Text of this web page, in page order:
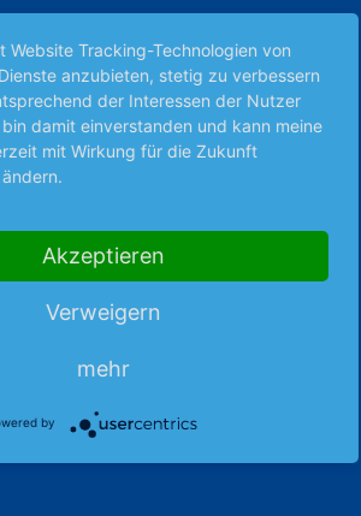
Website Tracking-Technologien von
anzubieten, stetig zu verbessern
der Interessen der Nutzer
damit einverstanden und kann meine
mit Wirkung für die Zukunft
Akzeptieren
Verweigern
mehr
by